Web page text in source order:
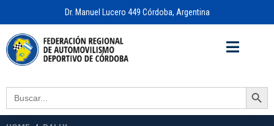
Dr. Manuel Lucero 449 Córdoba, Argentina
Search
for:
Search Button